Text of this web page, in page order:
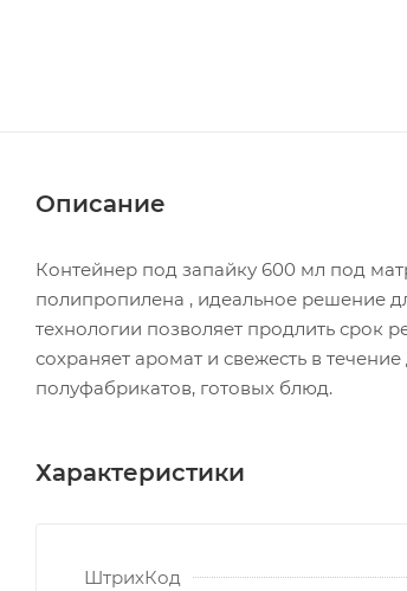
Описание
Контейнер под запайку 600 мл под
полипропилена , идеальное решение
технологии позволяет продлить срок
сохраняет аромат и свежесть в
полуфабрикатов, готовых блюд.
Характеристики
ШтрихКод